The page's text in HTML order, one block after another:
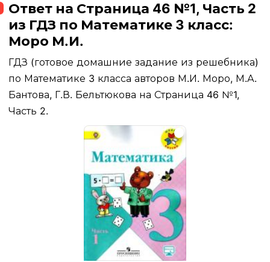
Ответ на Страница 46 №1, Часть 2
из ГДЗ по Математике 3 класс:
Моро М.И.
ГДЗ (готовое домашние задание из решебника)
по Математике 3 класса авторов М.И. Моро, М.А.
Бантова, Г.В. Бельтюкова на Страница 46 №1,
Часть 2.